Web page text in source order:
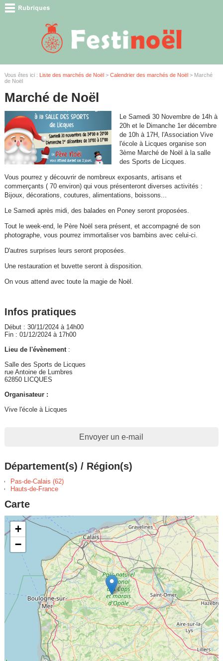
Vous êtes ici : Liste des marchés de Noël> Calendrier des marchés de Noël> Marché
de Noël
Marché de Noël
Le Samedi 30 Novembre de 14h à
20h et le Dimanche 1er décembre
de 10h à 17H, l'Association Vive
l'école à Licques organise son
3ème Marché de Noël à la salle
des Sports de Licques.
Vous pourrez y découvrir de nombreux exposants, artisans et
commerçants ( 70 environ) qui vous présenteront diverses activités :
Bijoux, décorations, coutures, alimentations, boissons...
Le Samedi après midi, des balades en Poney seront proposées.
Tout le week-end, le Père Noël sera présent, et accompagné de son
photographe, vous pourrez immortaliser vos bambins avec celui-ci.
D'autres surprises leurs seront proposées.
Une restauration et buvette seront à disposition.
On vous attend avec toute la magie de Noël.
Infos pratiques
Début : 30/11/2024 à 14h00
Fin : 01/12/2024 à 17h00
Lieu de l'évènement:
Salle des Sports de Licques
rue Antoine de Lumbres
62850 LICQUES
Organisateur :
Vive l'école à Licques
Envoyer un e-mail
Département(s) / Région(s)
Pas-de-Calais (62)
Hauts-de-France
Carte
+
−